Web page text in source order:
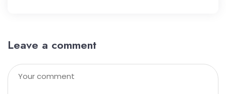
Leave a comment